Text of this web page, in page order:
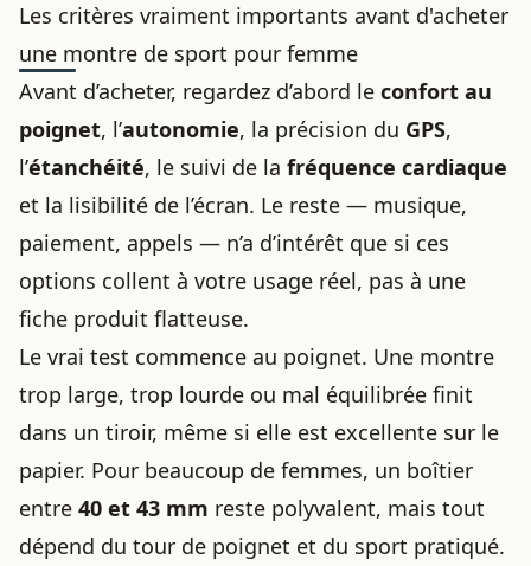
Les critères vraiment importants avant d'acheter
une montre de sport pour femme
Avant d’acheter, regardez d’abord le confort au
poignet, l’autonomie, la précision du GPS,
l’étanchéité, le suivi de la fréquence cardiaque
et la lisibilité de l’écran. Le reste — musique,
paiement, appels — n’a d’intérêt que si ces
options collent à votre usage réel, pas à une
fiche produit flatteuse.
Le vrai test commence au poignet. Une montre
trop large, trop lourde ou mal équilibrée finit
dans un tiroir, même si elle est excellente sur le
papier. Pour beaucoup de femmes, un boîtier
entre 40 et 43 mm reste polyvalent, mais tout
dépend du tour de poignet et du sport pratiqué.